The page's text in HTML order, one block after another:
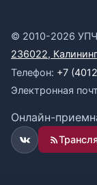
© 2010-2026 УПЧ
236022,
Телефон: +7
Электронная
Онлайн-
ВКонтакте